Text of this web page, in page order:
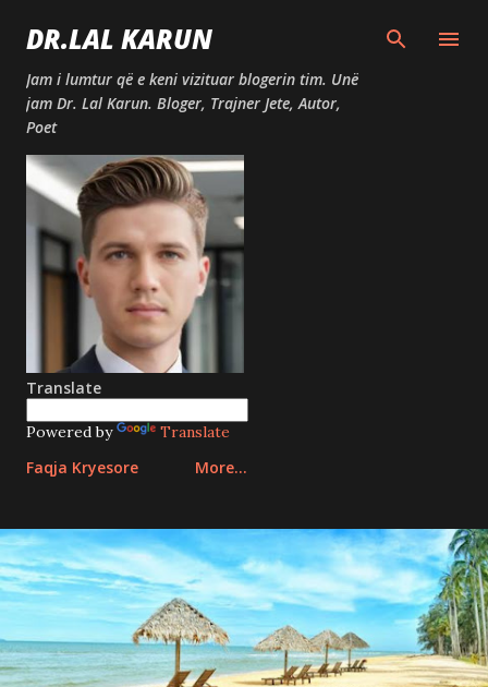
Skip to main content
DR.LAL KARUN
Jam i lumtur që e keni vizituar blogerin tim. Unë
jam Dr. Lal Karun. Bloger, Trajner Jete, Autor,
Poet
Translate
Powered by Translate
Faqja Kryesore More…
P
o
s
t
s